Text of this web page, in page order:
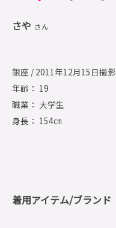
さや さん
銀座 / 2011年12月15日撮影
年齢： 19
職業： 大学生
身長： 154㎝
着用アイテム/ブランド